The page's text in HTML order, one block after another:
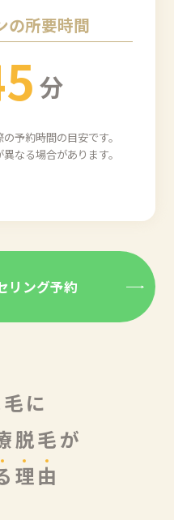
の所要時間
5 分
予約時間の目安です。
なる場合があります。
リング予約
に
脱毛が
理 由